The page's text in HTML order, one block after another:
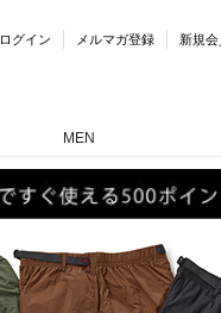
ログイン メルマガ登録 新規
MEN